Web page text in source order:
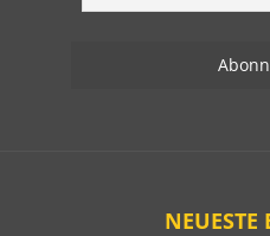
NEUESTE